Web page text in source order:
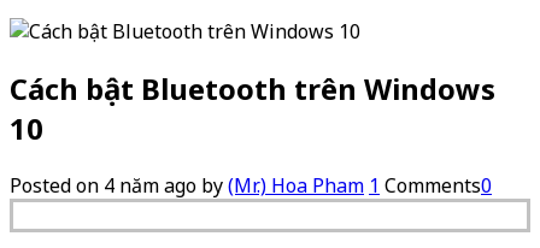
Cách bật Bluetooth trên Windows
10
Posted on 4 năm ago by(Mr.) Hoa Pham 1 Comments0